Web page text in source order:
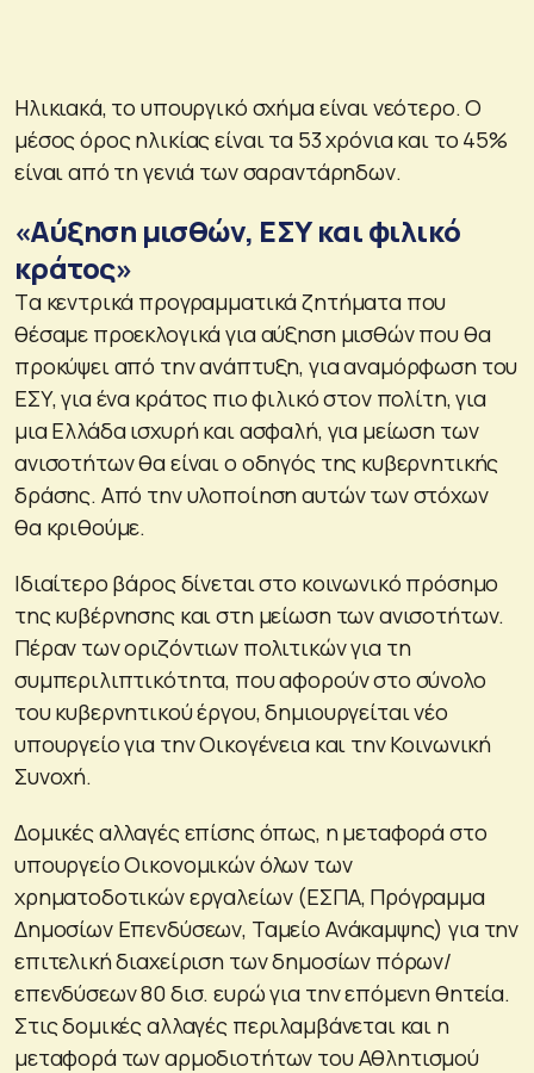
Ηλικιακά, το υπουργικό σχήμα είναι νεότερο. Ο
μέσος όρος ηλικίας είναι τα 53 χρόνια και το 45%
είναι από τη γενιά των σαραντάρηδων.
«Αύξηση μισθών, ΕΣΥ και φιλικό
κράτος»
Tα κεντρικά προγραμματικά ζητήματα που
θέσαμε προεκλογικά για αύξηση μισθών που θα
προκύψει από την ανάπτυξη, για αναμόρφωση του
ΕΣΥ, για ένα κράτος πιο φιλικό στον πολίτη, για
μια Ελλάδα ισχυρή και ασφαλή, για μείωση των
ανισοτήτων θα είναι ο οδηγός της κυβερνητικής
δράσης. Από την υλοποίηση αυτών των στόχων
θα κριθούμε.
Ιδιαίτερο βάρος δίνεται στο κοινωνικό πρόσημο
της κυβέρνησης και στη μείωση των ανισοτήτων.
Πέραν των οριζόντιων πολιτικών για τη
συμπεριλιπτικότητα, που αφορούν στο σύνολο
του κυβερνητικού έργου, δημιουργείται νέο
υπουργείο για την Οικογένεια και την Κοινωνική
Συνοχή.
Δομικές αλλαγές επίσης όπως, η μεταφορά στο
υπουργείο Οικονομικών όλων των
χρηματοδοτικών εργαλείων (ΕΣΠΑ, Πρόγραμμα
Δημοσίων Επενδύσεων, Ταμείο Ανάκαμψης) για την
επιτελική διαχείριση των δημοσίων πόρων/
επενδύσεων 80 δισ. ευρώ για την επόμενη θητεία.
Στις δομικές αλλαγές περιλαμβάνεται και η
μεταφορά των αρμοδιοτήτων του Αθλητισμού